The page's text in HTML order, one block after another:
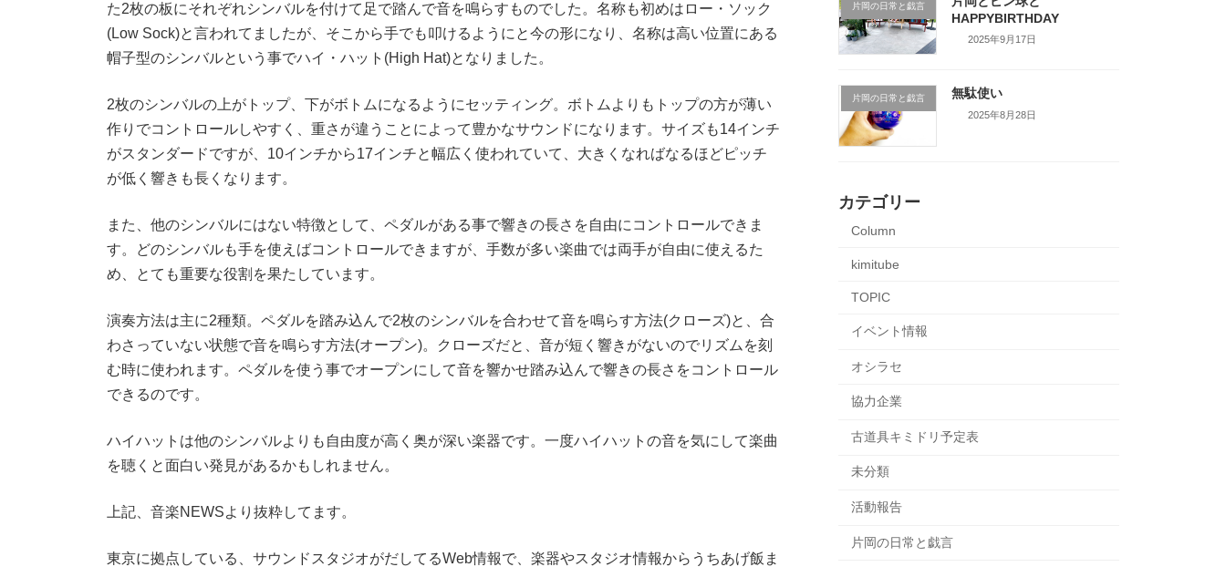
た2枚の板にそれぞれシンバルを付けて足で踏んで音を鳴らすものでした。名称も初めはロー・ソック
(Low Sock)と言われてましたが、そこから手でも叩けるようにと今の形になり、名称は高い位置にある
帽子型のシンバルという事でハイ・ハット(High Hat)となりました。
2枚のシンバルの上がトップ、下がボトムになるようにセッティング。ボトムよりもトップの方が薄い
作りでコントロールしやすく、重さが違うことによって豊かなサウンドになります。サイズも14インチ
がスタンダードですが、10インチから17インチと幅広く使われていて、大きくなればなるほどピッチ
が低く響きも長くなります。
また、他のシンバルにはない特徴として、ペダルがある事で響きの長さを自由にコントロールできま
す。どのシンバルも手を使えばコントロールできますが、手数が多い楽曲では両手が自由に使えるた
め、とても重要な役割を果たしています。
演奏方法は主に2種類。ペダルを踏み込んで2枚のシンバルを合わせて音を鳴らす方法(クローズ)と、合
わさっていない状態で音を鳴らす方法(オープン)。クローズだと、音が短く響きがないのでリズムを刻
む時に使われます。ペダルを使う事でオープンにして音を響かせ踏み込んで響きの長さをコントロール
できるのです。
ハイハットは他のシンバルよりも自由度が高く奥が深い楽器です。一度ハイハットの音を気にして楽曲
を聴くと面白い発見があるかもしれません。
上記、音楽NEWSより抜粋してます。
東京に拠点している、サウンドスタジオがだしてるWeb情報で、楽器やスタジオ情報からうちあげ飯ま
片岡の日常と戯言
HAPPYBIRTHDAY
2025年9月17日
片岡の日常と戯言 無駄使い
2025年8月28日
カテゴリー
Column
kimitube
TOPIC
イベント情報
オシラセ
協力企業
古道具キミドリ予定表
未分類
活動報告
片岡の日常と戯言